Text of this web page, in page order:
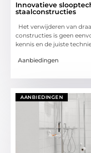
Innovatieve
staalconstructies
Het verwijderen van
constructies is geen
kennis en de juiste
Aanbiedingen
AANBIEDINGEN